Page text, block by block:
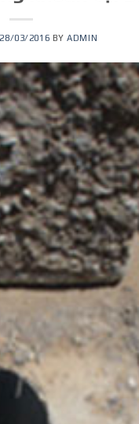
28/03/2016 BYADMIN